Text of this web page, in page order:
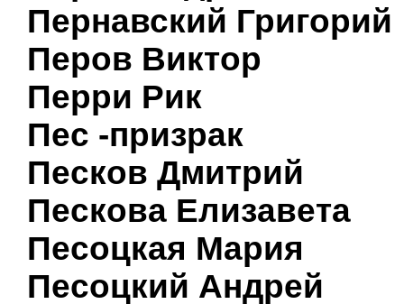
Пернавский Григорий
Перов Виктор
Перри Рик
Пес -призрак
Песков Дмитрий
Пескова Елизавета
Песоцкая Мария
Песоцкий Андрей